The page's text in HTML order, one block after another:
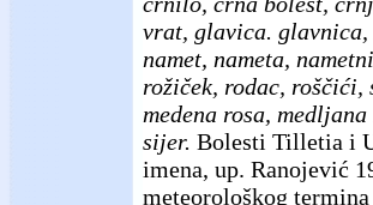
vrat, glavica.
namet, nameta,
rožiček, rodac,
medena rosa,
sijer. Bolesti Tilletia i
imena, up. Ranojević
meteorološkog